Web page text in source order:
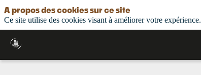
A propos des cookies sur ce site
Ce site utilise des cookies visant à améliorer votre expérience.